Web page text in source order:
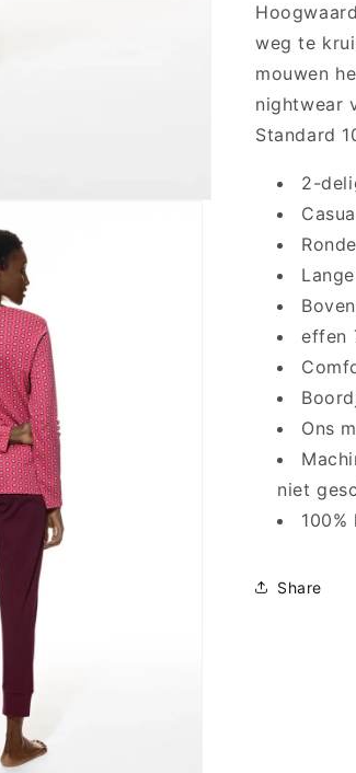
weg te
mouwen
nightwear
Standard
2-
effen
Ons
niet
100%
Share